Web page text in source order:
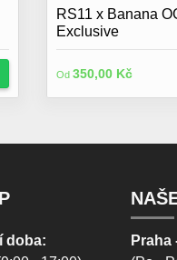
RS11 x Banana
Exclusive
Od 350,00 Kč
doba:
Praha